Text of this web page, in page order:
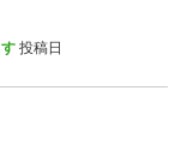
投稿日